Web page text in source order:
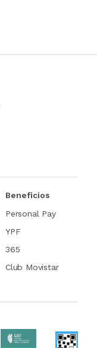
Beneficios
Personal Pay
YPF
365
Club Movistar